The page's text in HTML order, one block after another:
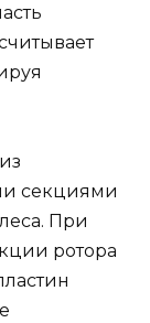
секциями
При
ротора